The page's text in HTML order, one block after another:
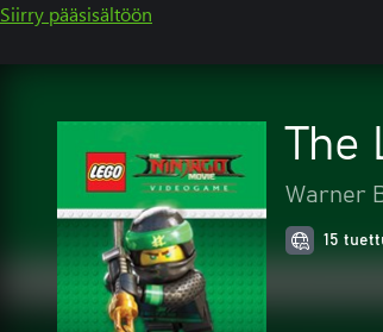
Siirry pääsisältöön
The
Warner
15